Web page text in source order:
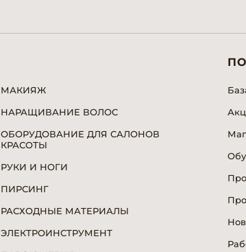
МАКИЯЖ
НАРАЩИВАНИЕ ВОЛОС
ОБОРУДОВАНИЕ ДЛЯ САЛОНОВ
КРАСОТЫ
РУКИ И НОГИ
ПИРСИНГ
РАСХОДНЫЕ МАТЕРИАЛЫ
ЭЛЕКТРОИНСТРУМЕНТ